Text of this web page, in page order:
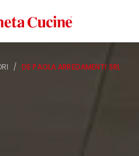
Cucine
/ DE PAOLA ARREDAMENTI SRL